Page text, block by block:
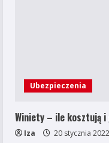
Ubezpieczenia
Winiety – ile kosztują i
Iza 20 stycznia 2022